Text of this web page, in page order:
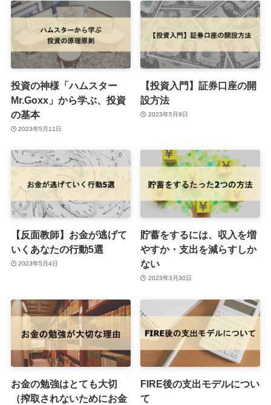
投資の神様「ハムスター
Mr.Goxx」から学ぶ、投資
の基本
2023年5月11日
【投資入門】証券口座の開
設方法
2023年5月9日
【反面教師】お金が逃げて
いくあなたの行動5選
2023年5月4日
貯蓄をするには、収入を増
やすか・支出を減らすしか
ない
2023年3月30日
お金の勉強はとても大切
（搾取されないためにお金
FIRE後の支出モデルについ
て